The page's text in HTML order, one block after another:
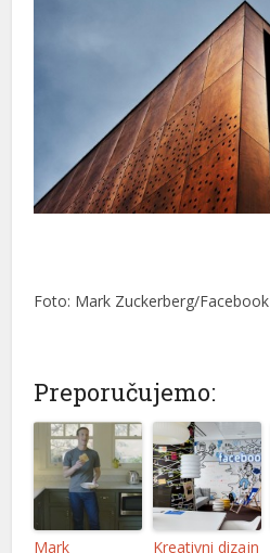
Foto: Mark Zuckerberg/Facebook
Preporučujemo:
Mark Kreativni dizajn